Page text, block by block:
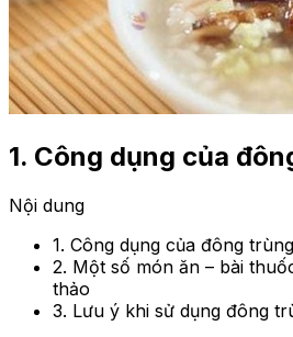
1. Công dụng của
Nội dung
1. Công dụng của đông
2. Một số món ăn – bài
thảo
3. Lưu ý khi sử dụng đông